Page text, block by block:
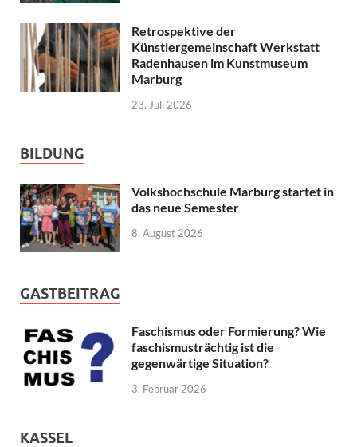
Retrospektive der
Künstlergemeinschaft Werkstatt
Radenhausen im Kunstmuseum
Marburg
23. Juli 2026
BILDUNG
Volkshochschule Marburg startet in
das neue Semester
8. August 2026
GASTBEITRAG
Faschismus oder Formierung? Wie
faschismusträchtig ist die
gegenwärtige Situation?
3. Februar 2026
KASSEL